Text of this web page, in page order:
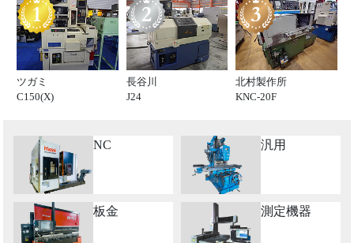
ツガミ
C150(X)
長谷川
J24
北村製作所
KNC-20F
NC 汎用
板金 測定機器